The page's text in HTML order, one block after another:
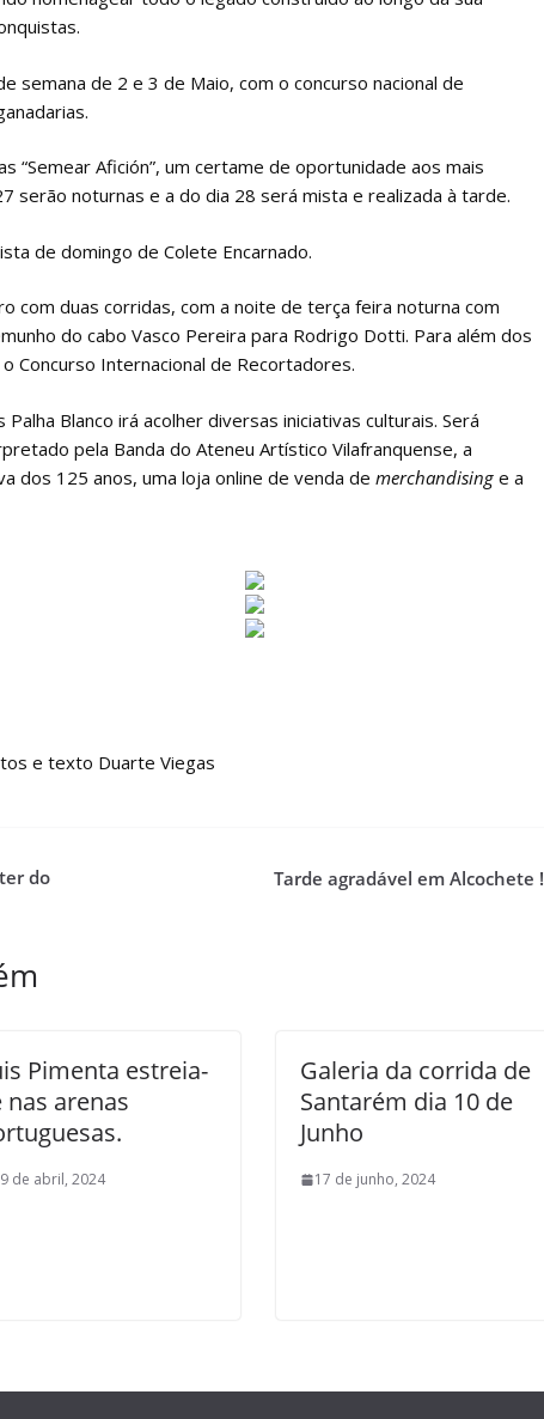
semana de 2 e 3 de Maio, com o concurso nacional de
“Semear Afición”, um certame de oportunidade aos mais
serão noturnas e a do dia 28 será mista e realizada à tarde.
de domingo de Colete Encarnado.
com duas corridas, com a noite de terça feira noturna com
do cabo Vasco Pereira para Rodrigo Dotti. Para além dos
Concurso Internacional de Recortadores.
Blanco irá acolher diversas iniciativas culturais. Será
pela Banda do Ateneu Artístico Vilafranquense, a
dos 125 anos, uma loja online de venda de merchandising e a
e texto Duarte Viegas
do
Tarde agradável em Alcochete !
Pimenta estreia-
nas arenas
de abril, 2024
Galeria da corrida de
Santarém dia 10 de
Junho
17 de junho, 2024